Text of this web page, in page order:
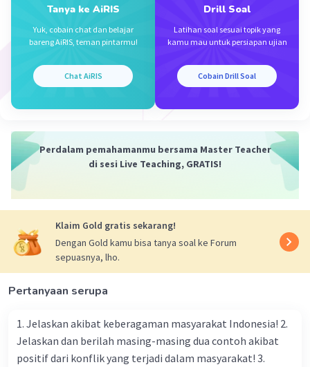
Gol. VA memiliki sifat keelektronegatifan yg lbh
besar dibandingkan dgn gol. IA ataupun IIA
Walaupun gol. VIIIA terletak paling kanan dlm
memiliki sifat keelektronegatifan paling besar.
Gol. VIIIA malahan paling stabil, sukar bereaksi
Beri Rating·0.0( 0) Balas
Iklan
Tanya ke AiRIS
Yuk, cobain chat dan belajar
bareng AiRIS, teman pintarmu!
Chat AiRIS
Drill Soal
Latihan soal sesuai topik yang
kamu mau untuk persiapan ujian
Cobain Drill Soal
Perdalam pemahamanmu bersama Master Teacher
di sesi Live Teaching, GRATIS!
Klaim Gold gratis sekarang!
Dengan Gold kamu bisa tanya soal ke Forum
sepuasnya, lho.
Pertanyaan serupa
1. Jelaskan akibat keberagaman masyarakat Indonesia! 2.
Jelaskan dan berilah masing-masing dua contoh akibat
positif dari konflik yang terjadi dalam masyarakat! 3.